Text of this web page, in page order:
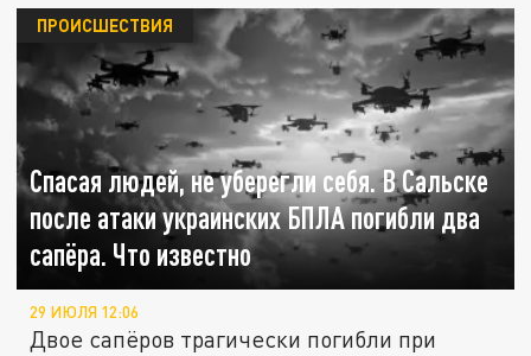
Спасая людей, не уберегли себя. В Сальске
после атаки украинских БПЛА погибли два
сапёра. Что известно
ПРОИСШЕСТВИЯ
29 ИЮЛЯ 12:06
Двое сапёров трагически погибли при